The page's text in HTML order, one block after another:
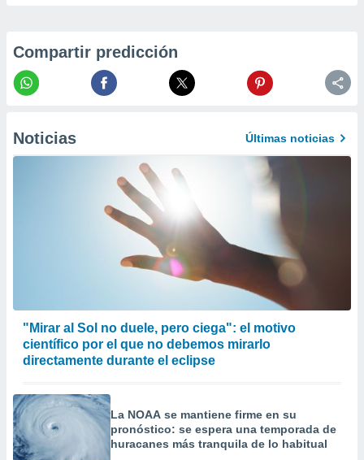
en
perfiles
utilizar
crear un
uso de
la
Compartir predicción
Noticias Últimas noticias
"Mirar al Sol no duele, pero ciega": el motivo
científico por el que no debemos mirarlo
directamente durante el eclipse
La NOAA se mantiene firme en su
pronóstico: se espera una temporada de
huracanes más tranquila de lo habitual